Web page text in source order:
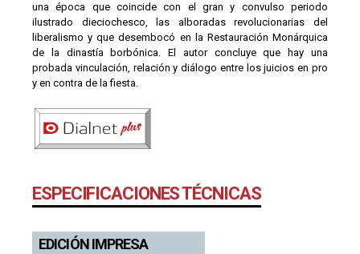
una época que coincide con el gran y convulso periodo
ilustrado dieciochesco, las alboradas revolucionarias del
liberalismo y que desembocó en la Restauración Monárquica
de la dinastía borbónica. El autor concluye que hay una
probada vinculación, relación y diálogo entre los juicios en pro
y en contra de la fiesta.
ESPECIFICACIONES TÉCNICAS
EDICIÓN IMPRESA